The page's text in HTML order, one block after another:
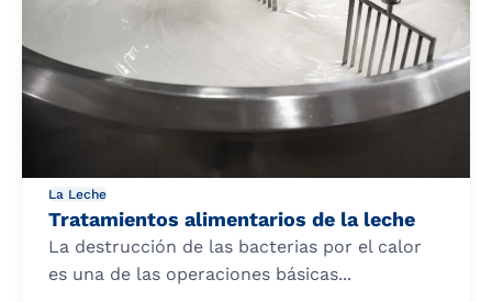
La Leche
Tratamientos alimentarios de la leche
La destrucción de las bacterias por el calor
es una de las operaciones básicas...